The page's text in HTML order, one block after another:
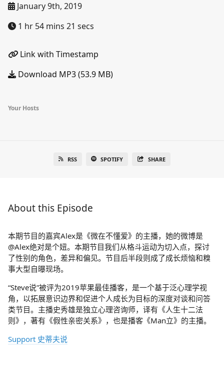
January 9th, 2019
1 hr 54 mins 21 secs
Link with Timestamp
Download MP3 (53.9 MB)
Your Hosts
RSS SPOTIFY SHARE
About this Episode
本期节目的嘉宾Alex是《微在不懂爱》的主播，她的微博是
@Alex绝对是个妞。本期节目我们从格斗运动为切入点，探讨
了性别的角色，差异和偏见。节目后半段则成了成长烦恼和糗
事大型自曝现场。
“Steve说”被评为2019苹果最佳播客，是一个基于泛心理学视
角，以拓展意识边界和促进个人成长为目标的深度对谈和问答
类节目。主播史秀雄是独立心理咨询师，译有《人生十二法
则》，著有《假性亲密关系》，也是播客《Man立》的主播。
Support 史蒂夫说